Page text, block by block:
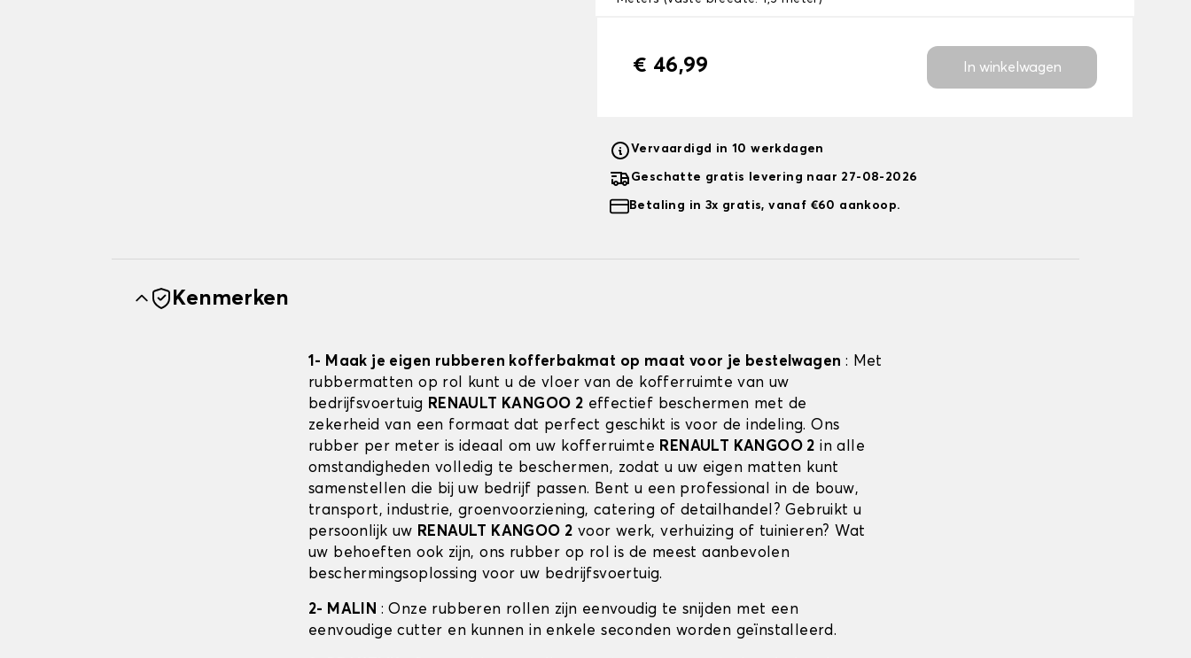
€ 46,99 In winkelwagen
Vervaardigd in 10 werkdagen
Geschatte gratis levering naar 27-08-2026
Betaling in 3x gratis, vanaf €60 aankoop.
Kenmerken
1- Maak je eigen rubberen kofferbakmat op maat voor je bestelwagen : Met
rubbermatten op rol kunt u de vloer van de kofferruimte van uw
bedrijfsvoertuig RENAULT KANGOO 2 effectief beschermen met de
zekerheid van een formaat dat perfect geschikt is voor de indeling. Ons
rubber per meter is ideaal om uw kofferruimte RENAULT KANGOO 2 in alle
omstandigheden volledig te beschermen, zodat u uw eigen matten kunt
samenstellen die bij uw bedrijf passen. Bent u een professional in de bouw,
transport, industrie, groenvoorziening, catering of detailhandel? Gebruikt u
persoonlijk uw RENAULT KANGOO 2 voor werk, verhuizing of tuinieren? Wat
uw behoeften ook zijn, ons rubber op rol is de meest aanbevolen
beschermingsoplossing voor uw bedrijfsvoertuig.
2- MALIN : Onze rubberen rollen zijn eenvoudig te snijden met een
eenvoudige cutter en kunnen in enkele seconden worden geïnstalleerd.